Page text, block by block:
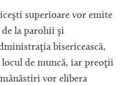
superioare vor emite
la parohii şi
bisericească,
locul de muncă, iar preoţii
vor elibera